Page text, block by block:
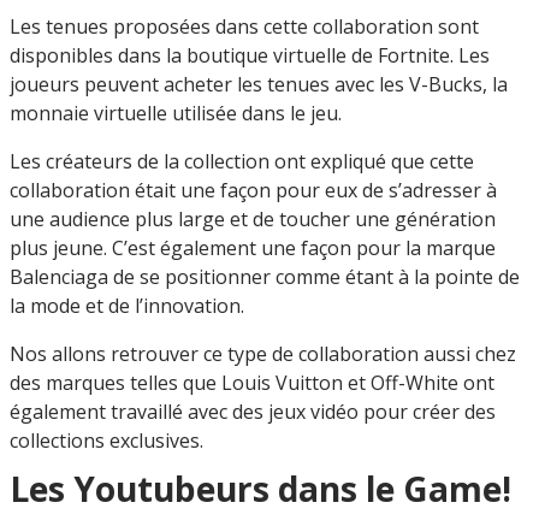
Les tenues proposées dans cette collaboration sont
disponibles dans la boutique virtuelle de Fortnite. Les
joueurs peuvent acheter les tenues avec les V-Bucks, la
monnaie virtuelle utilisée dans le jeu.
Les créateurs de la collection ont expliqué que cette
collaboration était une façon pour eux de s’adresser à
une audience plus large et de toucher une génération
plus jeune. C’est également une façon pour la marque
Balenciaga de se positionner comme étant à la pointe de
la mode et de l’innovation.
Nos allons retrouver ce type de collaboration aussi chez
des marques telles que Louis Vuitton et Off-White ont
également travaillé avec des jeux vidéo pour créer des
collections exclusives.
Les Youtubeurs dans le Game!